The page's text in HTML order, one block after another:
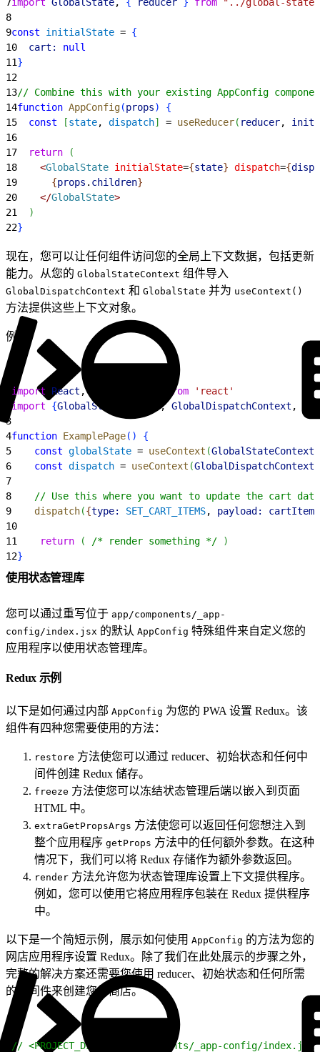
8
9const initialState = {
10
  cart:
null
11}
12
13// Combine this with your existing AppConfig
14function AppConfig(props)
{
15
  const
[state, dispatch] = useReducer( reducer,
16
17
  return
(
18
<GlobalState initialState={state} dispatch={
19
{props . children}
20
</GlobalState>
21
)
22}
现在，您可以让任何组件访问您的全局上下文数据，包括更新
能力。从您的 GlobalStateContext 组件导入
GlobalDispatchContext 和 GlobalState 并为 useContext()
方法提供这些上下文对象。
例如：
import React , from 'react'
import {GlobalStateContext , GlobalDispatchContext ,
3
4function ExamplePage( )
{
5
    const
globalState = useContext (GlobalStateContext
6
    const
dispatch = useContext (GlobalDispatchContext
7
8
// Use this where you want to update the cart
9
    dispatch
({type: SET_CART_ITEMS, payload:
cartItems
10
11
    return
( /* render something */
)
12}
使用状态管理库
您可以通过重写位于 app/components/_app-
config/index.jsx 的默认 AppConfig 特殊组件来自定义您的
应用程序以使用状态管理库。
Redux 示例
以下是如何通过内部 AppConfig 为您的 PWA 设置 Redux。该
组件有四种您需要使用的方法：
restore 方法使您可以通过 reducer、初始状态和任何中
间件创建 Redux 储存。
freeze 方法使您可以冻结状态管理后端以嵌入到页面
HTML 中。
extraGetPropsArgs 方法使您可以返回任何您想注入到
整个应用程序 getProps 方法中的任何额外参数。在这种
情况下，我们可以将 Redux 存储作为额外参数返回。
render 方法允许您为状态管理库设置上下文提供程序。
例如，您可以使用它将应用程序包装在 Redux 提供程序
中。
以下是一个简短示例，展示如何使用 AppConfig 的方法为您的
网店应用程序设置 Redux。除了我们在此处展示的步骤之外，
完整的解决方案还需要您使用 reducer、初始状态和任何所需
的中间件来创建您的商店。
// <PROJECT_DIR>/app/components/_app-config/index.jsx